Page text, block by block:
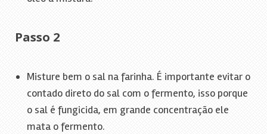
Passo 2
Misture bem o sal na farinha. É importante evitar o
contado direto do sal com o fermento, isso porque
o sal é fungicida, em grande concentração ele
mata o fermento.